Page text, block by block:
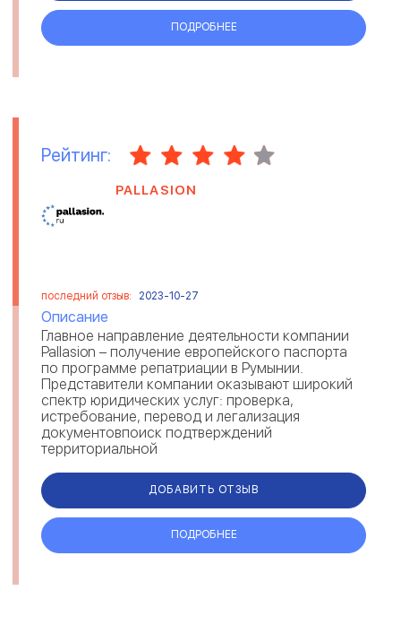
ПОДРОБНЕЕ
Рейтинг:
PALLASION
последний отзыв: 2023-10-27
Описание
Главное направление деятельности компании
Pallasion – получение европейского паспорта
по программе репатриации в Румынии.
Представители компании оказывают широкий
спектр юридических услуг: проверка,
истребование, перевод и легализация
документовпоиск подтверждений
территориальной
и организация п...
ДОБАВИТЬ ОТЗЫВ
ПОДРОБНЕЕ